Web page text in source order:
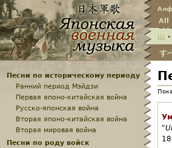
All
Всё
Щ •
す
"
Песни по историческому периоду
Ранний период Мэйдзи
Первая японо-китайская война
Русско-японская война
Вторая японо-китайская война
Вторая мировая война
Песни по роду войск